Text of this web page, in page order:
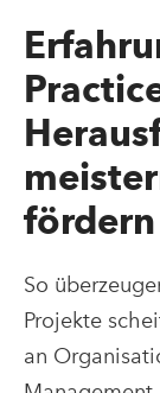
fördern
So
Projekte
an